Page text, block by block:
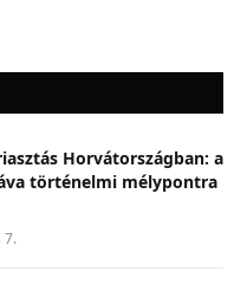
Horvátországban: a
történelmi mélypontra
7.